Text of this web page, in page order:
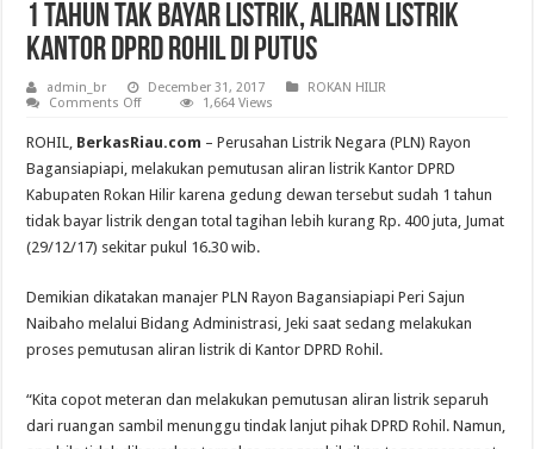
1 Tahun Tak Bayar Listrik, Aliran Listrik
Kantor DPRD Rohil di Putus
admin_br December 31, 2017
ROKAN HILIR
Comments Offon
Tahun
Tak
Bayar
Listrik,
Aliran
Kantor
DPRD
Rohil
1,664 Views
ROHIL, BerkasRiau.com – Perusahan Listrik Negara (PLN) Ra­yon
Bagansiapiapi, melakukan pemutusan aliran listrik Kantor DPRD
Kabupaten Rokan Hilir karena gedung dewan tersebut sudah 1 tahun
tidak bayar listrik dengan total tagihan lebih kurang Rp. 400 juta, Jumat
(29/12/17) sekitar pukul 16.30 wib.
Demikian dikatakan manajer PLN Rayon Bagansiapiapi Peri Sajun
Naibaho melalui Bidang Administrasi, Jeki saat sedang melakukan
proses pemutusan aliran listrik di Kantor DPRD Rohil.
“Kita copot meteran dan melakukan pemutusan aliran listrik separuh
dari ruangan sambil menunggu tindak lanjut pihak DPRD Rohil. Namun,